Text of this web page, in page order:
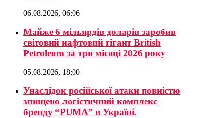
06.08.2026, 06:06
Майже 6 мільярдів доларів заробив
світовий нафтовий гігант British
Petroleum за три місяці 2026 року
05.08.2026, 18:00
Унаслідок російської атаки повністю
знищено логістичний комплекс
бренду “PUMA” в Україні.